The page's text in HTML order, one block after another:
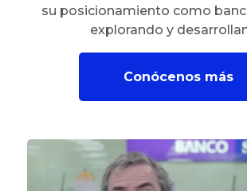
su posicionamiento como
explorando y
Conócenos más